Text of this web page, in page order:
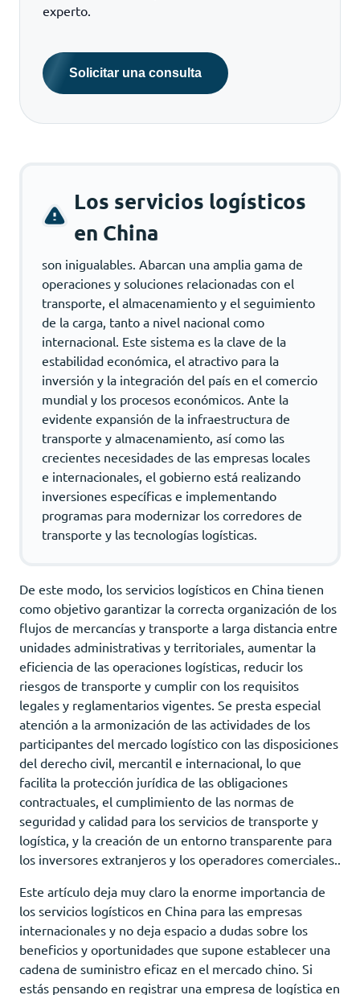
experto.
Solicitar una consulta
Los servicios logísticos
en China
son inigualables. Abarcan una amplia gama de
operaciones y soluciones relacionadas con el
transporte, el almacenamiento y el seguimiento
de la carga, tanto a nivel nacional como
internacional. Este sistema es la clave de la
estabilidad económica, el atractivo para la
inversión y la integración del país en el comercio
mundial y los procesos económicos. Ante la
evidente expansión de la infraestructura de
transporte y almacenamiento, así como las
crecientes necesidades de las empresas locales
e internacionales, el gobierno está realizando
inversiones específicas e implementando
programas para modernizar los corredores de
transporte y las tecnologías logísticas.
De este modo, los servicios logísticos en China tienen
como objetivo garantizar la correcta organización de los
flujos de mercancías y transporte a larga distancia entre
unidades administrativas y territoriales, aumentar la
eficiencia de las operaciones logísticas, reducir los
riesgos de transporte y cumplir con los requisitos
legales y reglamentarios vigentes. Se presta especial
atención a la armonización de las actividades de los
participantes del mercado logístico con las disposiciones
del derecho civil, mercantil e internacional, lo que
facilita la protección jurídica de las obligaciones
contractuales, el cumplimiento de las normas de
seguridad y calidad para los servicios de transporte y
logística, y la creación de un entorno transparente para
los inversores extranjeros y los operadores comerciales..
Este artículo deja muy claro la enorme importancia de
los servicios logísticos en China para las empresas
internacionales y no deja espacio a dudas sobre los
beneficios y oportunidades que supone establecer una
cadena de suministro eficaz en el mercado chino. Si
estás pensando en registrar una empresa de logística en